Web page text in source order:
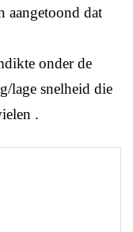
aangetoond dat
onder de
lage snelheid die
.